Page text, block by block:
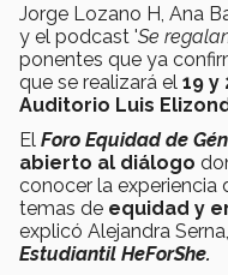
Jorge Lozano H, Ana
y el podcast 'Se
ponentes que ya
que se realizará el 19
Auditorio Luis
El Foro Equidad de
abierto al diálogo
conocer la experiencia
temas de equidad y
explicó Alejandra
Estudiantil HeForShe.